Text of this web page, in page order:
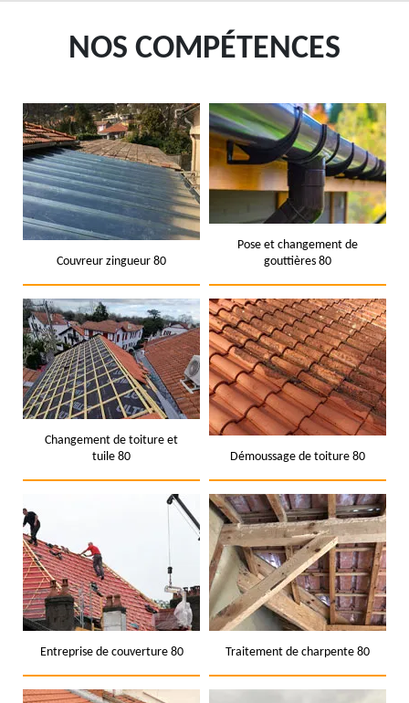
NOS COMPÉTENCES
Couvreur zingueur 80
Pose et changement de
gouttières 80
Changement de toiture et
tuile 80
Démoussage de toiture 80
Entreprise de couverture 80 Traitement de charpente 80